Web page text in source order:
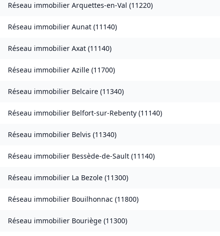
Réseau immobilier Arquettes-en-Val (11220)
Réseau immobilier Aunat (11140)
Réseau immobilier Axat (11140)
Réseau immobilier Azille (11700)
Réseau immobilier Belcaire (11340)
Réseau immobilier Belfort-sur-Rebenty (11140)
Réseau immobilier Belvis (11340)
Réseau immobilier Bessède-de-Sault (11140)
Réseau immobilier La Bezole (11300)
Réseau immobilier Bouilhonnac (11800)
Réseau immobilier Bouriège (11300)